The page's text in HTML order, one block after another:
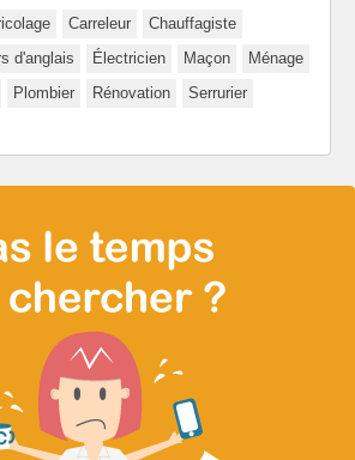
Carreleur
Chauffagiste
d'anglais Électricien Maçon
Ménage
Plombier Rénovation
Serrurier